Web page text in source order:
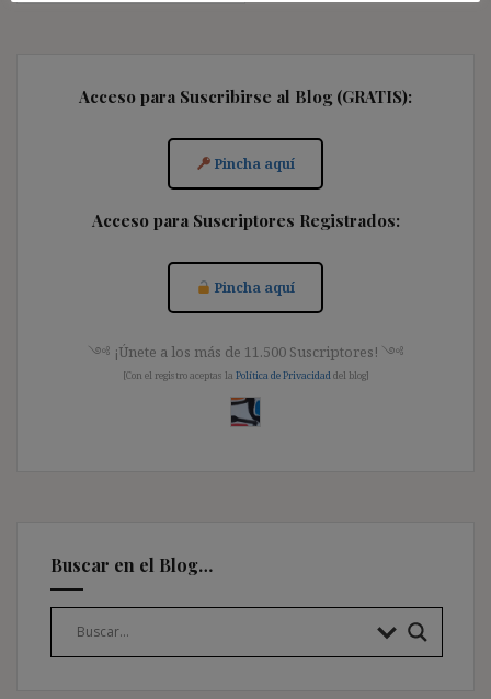
Acceso para Suscribirse al Blog (GRATIS):
Pincha aquí
Acceso para Suscriptores Registrados:
Pincha aquí
༺ ¡Únete a los más de 11.500 Suscriptores! ༺
[Con el registro aceptas la Política de Privacidad del blog]
Buscar en el Blog…